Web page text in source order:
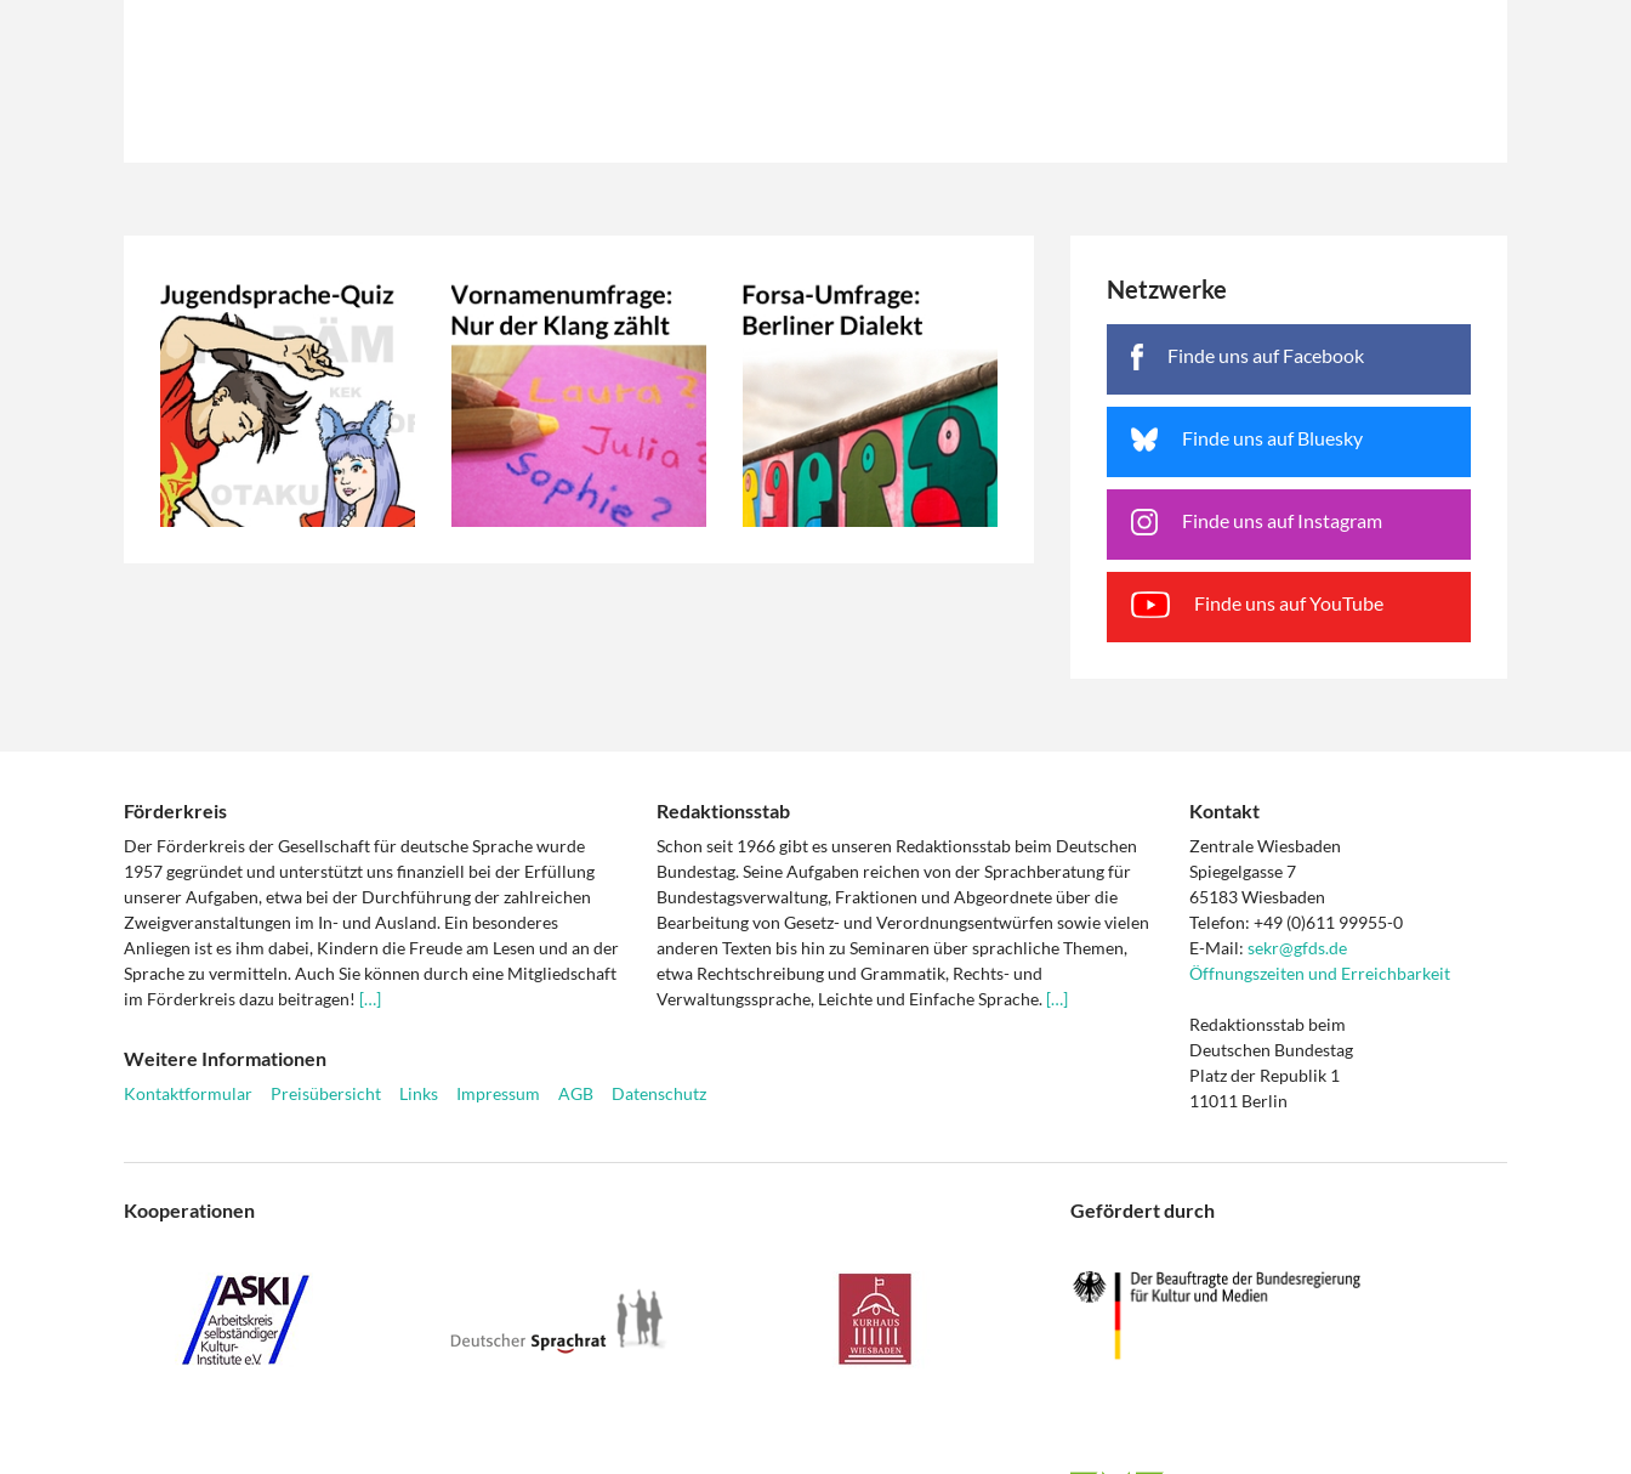
Netzwerke
Finde uns auf Facebook
Finde uns auf Bluesky
Finde uns auf Instagram
Finde uns auf YouTube
Förderkreis
Der Förderkreis der Gesellschaft für deutsche Sprache wurde
1957 gegründet und unterstützt uns finanziell bei der Erfüllung
unserer Aufgaben, etwa bei der Durchführung der zahlreichen
Zweigveranstaltungen im In- und Ausland. Ein besonderes
Anliegen ist es ihm dabei, Kindern die Freude am Lesen und an der
Sprache zu vermitteln. Auch Sie können durch eine Mitgliedschaft
im Förderkreis dazu beitragen! […]
Redaktionsstab
Schon seit 1966 gibt es unseren Redaktionsstab beim Deutschen
Bundestag. Seine Aufgaben reichen von der Sprachberatung für
Bundestagsverwaltung, Fraktionen und Abgeordnete über die
Bearbeitung von Gesetz- und Verordnungsentwürfen sowie vielen
anderen Texten bis hin zu Seminaren über sprachliche Themen,
etwa Rechtschreibung und Grammatik, Rechts- und
Verwaltungssprache, Leichte und Einfache Sprache. […]
Weitere Informationen
Kontaktformular Preisübersicht Links Impressum AGB Datenschutz
Kontakt
Zentrale Wiesbaden
Spiegelgasse 7
65183 Wiesbaden
Telefon: +49 (0)611 99955-0
E-Mail: sekr@gfds.de
Öffnungszeiten und Erreichbarkeit
Redaktionsstab beim
Deutschen Bundestag
Platz der Republik 1
11011 Berlin
Kooperationen Gefördert durch